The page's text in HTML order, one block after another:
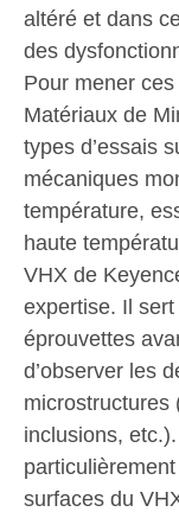
altéré et dans
des
Pour mener
Matériaux de
types d’essais
mécaniques
température,
haute
VHX de
expertise. Il sert
éprouvettes
d’observer les
microstructures
inclusions,
surfaces du